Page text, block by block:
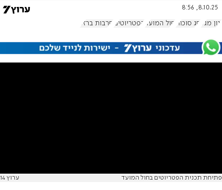
8.10.25, 8:56
ינון מגל חג סוכות חול המועד הפטריוטים חרבות ברזל
פתיחת תכנית הפטריוטים בחול המועד ערוץ 14